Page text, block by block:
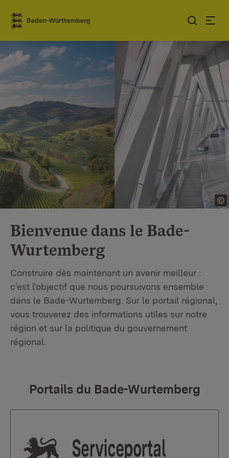
Sauter au contenu
Link zur Startseite
Bienvenue dans le Bade-
Wurtemberg
Construire dès maintenant un avenir meilleur :
c'est l'objectif que nous poursuivons ensemble
dans le Bade-Wurtemberg. Sur le portail régional,
vous trouverez des informations utiles sur notre
région et sur la politique du gouvernement
régional.
Portails du Bade-Wurtemberg